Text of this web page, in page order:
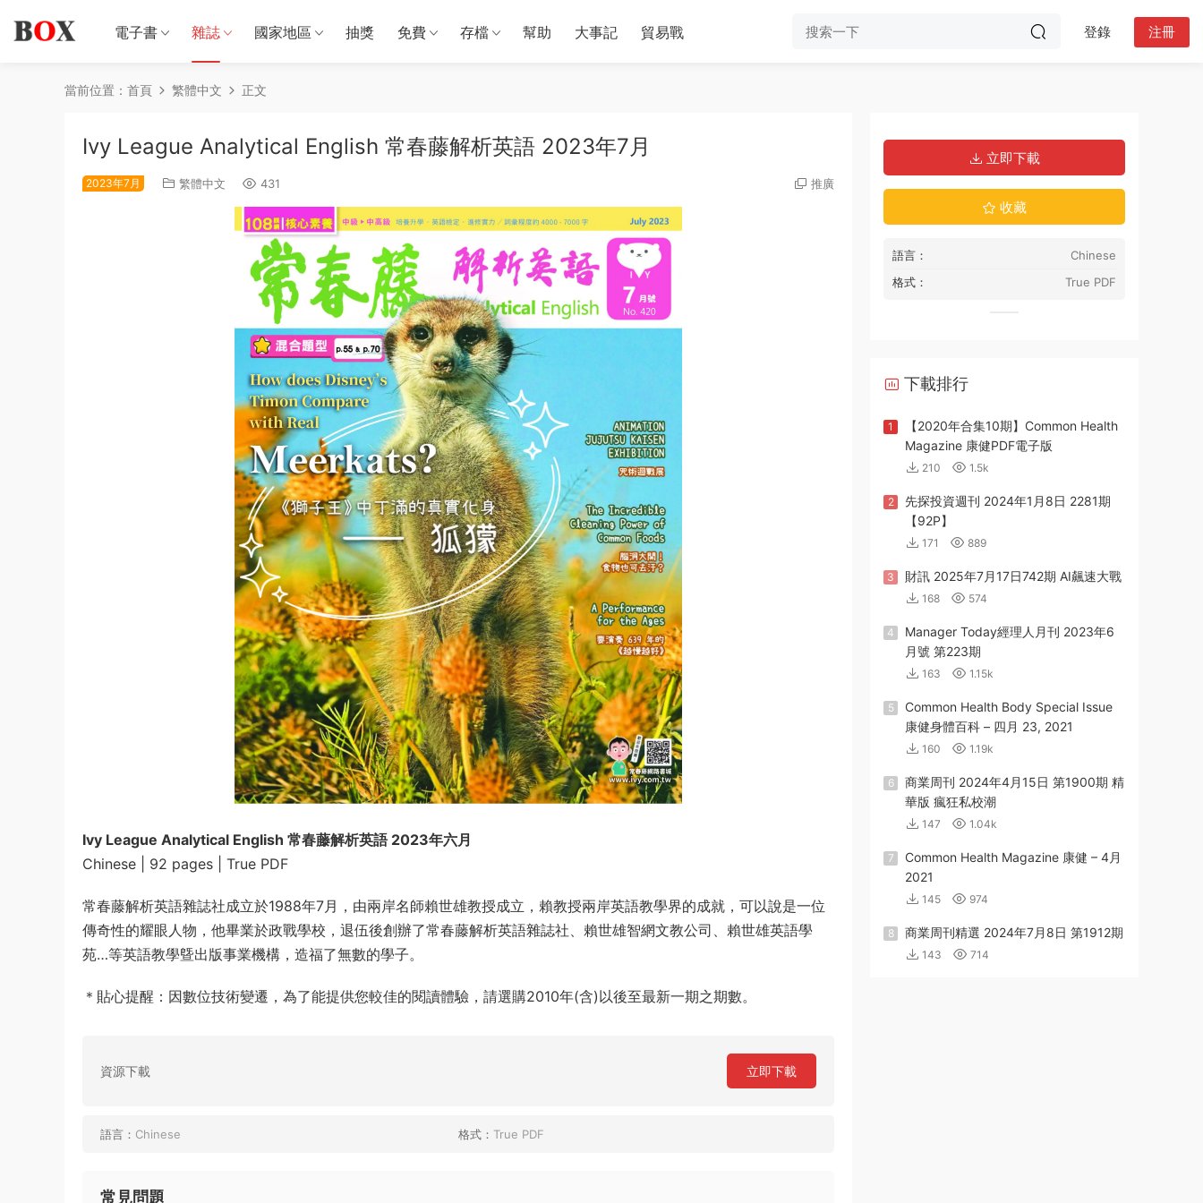
電子書 雜誌 國家地區 抽獎 免費 存檔 幫助 大事記 貿易戰 登錄 注冊
當前位置： 首頁 繁體中文 正文
Ivy League Analytical English 常春藤解析英語 2023年7月
2023年7月 繁體中文 431 推廣
Ivy League Analytical English 常春藤解析英語 2023年六月
Chinese | 92 pages | True PDF
常春藤解析英語雜誌社成立於1988年7月，由兩岸名師賴世雄教授成立，賴教授兩岸英語教學界的成就，可以說是一位
傳奇性的耀眼人物，他畢業於政戰學校，退伍後創辦了常春藤解析英語雜誌社、賴世雄智網文教公司、賴世雄英語學
苑…等英語教學曁出版事業機構，造福了無數的學子。
＊貼心提醒：因數位技術變遷，為了能提供您較佳的閱讀體驗，請選購2010年(含)以後至最新一期之期數。
資源下載 立即下載
語言： Chinese 格式： True PDF
常見問題
立即下載
收藏
語言：
Chinese
格式：
True PDF
下載排行
1
【2020年合集10期】Common Health
Magazine 康健PDF電子版
210 1.5k
2
先探投資週刊 2024年1月8日 2281期
【92P】
171 889
3 財訊 2025年7月17日742期 AI飆速大戰
168 574
4
Manager Today經理人月刊 2023年6
月號 第223期
163 1.15k
5
Common Health Body Special Issue
康健身體百科 – 四月 23, 2021
160 1.19k
6
商業周刊 2024年4月15日 第1900期 精
華版 瘋狂私校潮
147 1.04k
7
Common Health Magazine 康健 – 4月
2021
145 974
8 商業周刊精選 2024年7月8日 第1912期
143 714